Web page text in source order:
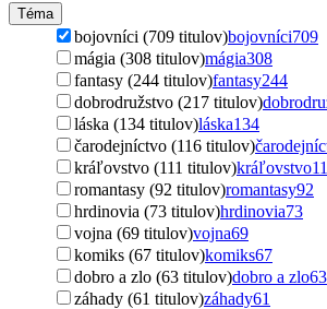
Téma
bojovníci (709 titulov)bojovníci709
mágia (308 titulov)mágia308
fantasy (244 titulov)fantasy244
dobrodružstvo (217 titulov)
láska (134 titulov)láska134
čarodejníctvo (116 titulov)
kráľovstvo (111 titulov)kráľovstvo
romantasy (92 titulov)romantasy92
hrdinovia (73 titulov)hrdinovia73
vojna (69 titulov)vojna69
komiks (67 titulov)komiks67
dobro a zlo (63 titulov)dobro a zlo63
záhady (61 titulov)záhady61